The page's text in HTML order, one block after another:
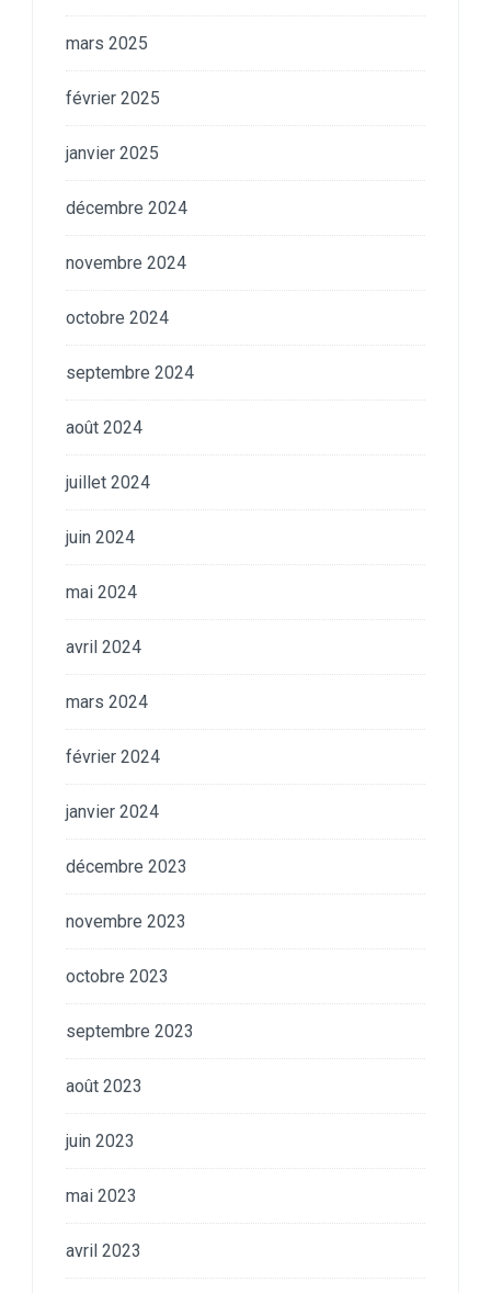
mars 2025
février 2025
janvier 2025
décembre 2024
novembre 2024
octobre 2024
septembre 2024
août 2024
juillet 2024
juin 2024
mai 2024
avril 2024
mars 2024
février 2024
janvier 2024
décembre 2023
novembre 2023
octobre 2023
septembre 2023
août 2023
juin 2023
mai 2023
avril 2023